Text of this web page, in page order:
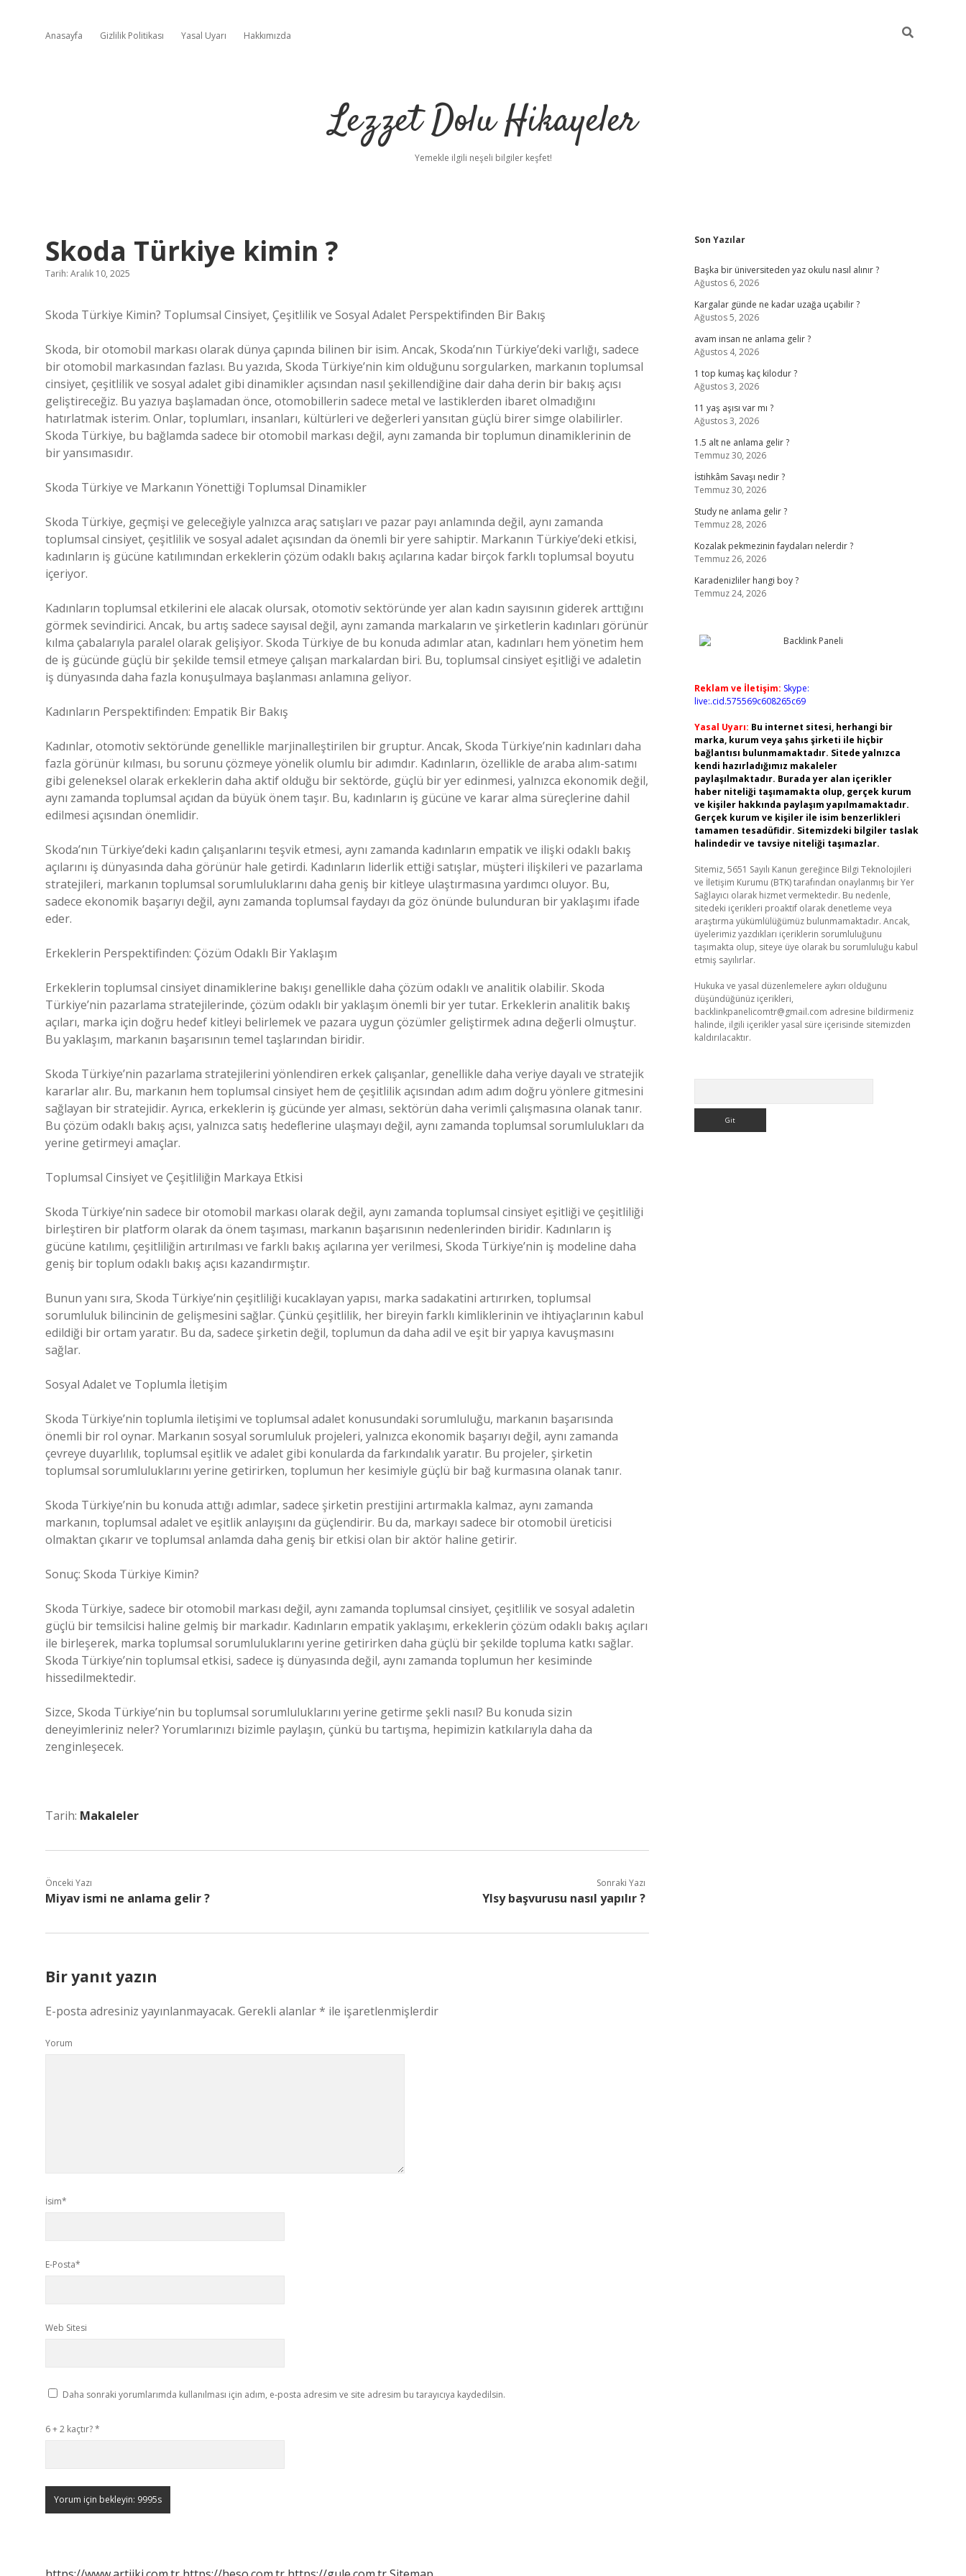
Anasayfa Gizlilik Politikası Yasal Uyarı Hakkımızda
Lezzet Dolu Hikayeler
Yemekle ilgili neşeli bilgiler keşfet!
Skoda Türkiye kimin ?
Tarih: Aralık 10, 2025
Skoda Türkiye Kimin? Toplumsal Cinsiyet, Çeşitlilik ve Sosyal Adalet Perspektifinden Bir Bakış
Skoda, bir otomobil markası olarak dünya çapında bilinen bir isim. Ancak, Skoda’nın Türkiye’deki varlığı, sadece
bir otomobil markasından fazlası. Bu yazıda, Skoda Türkiye’nin kim olduğunu sorgularken, markanın toplumsal
cinsiyet, çeşitlilik ve sosyal adalet gibi dinamikler açısından nasıl şekillendiğine dair daha derin bir bakış açısı
geliştireceğiz. Bu yazıya başlamadan önce, otomobillerin sadece metal ve lastiklerden ibaret olmadığını
hatırlatmak isterim. Onlar, toplumları, insanları, kültürleri ve değerleri yansıtan güçlü birer simge olabilirler.
Skoda Türkiye, bu bağlamda sadece bir otomobil markası değil, aynı zamanda bir toplumun dinamiklerinin de
bir yansımasıdır.
Skoda Türkiye ve Markanın Yönettiği Toplumsal Dinamikler
Skoda Türkiye, geçmişi ve geleceğiyle yalnızca araç satışları ve pazar payı anlamında değil, aynı zamanda
toplumsal cinsiyet, çeşitlilik ve sosyal adalet açısından da önemli bir yere sahiptir. Markanın Türkiye’deki etkisi,
kadınların iş gücüne katılımından erkeklerin çözüm odaklı bakış açılarına kadar birçok farklı toplumsal boyutu
içeriyor.
Kadınların toplumsal etkilerini ele alacak olursak, otomotiv sektöründe yer alan kadın sayısının giderek arttığını
görmek sevindirici. Ancak, bu artış sadece sayısal değil, aynı zamanda markaların ve şirketlerin kadınları görünür
kılma çabalarıyla paralel olarak gelişiyor. Skoda Türkiye de bu konuda adımlar atan, kadınları hem yönetim hem
de iş gücünde güçlü bir şekilde temsil etmeye çalışan markalardan biri. Bu, toplumsal cinsiyet eşitliği ve adaletin
iş dünyasında daha fazla konuşulmaya başlanması anlamına geliyor.
Kadınların Perspektifinden: Empatik Bir Bakış
Kadınlar, otomotiv sektöründe genellikle marjinalleştirilen bir gruptur. Ancak, Skoda Türkiye’nin kadınları daha
fazla görünür kılması, bu sorunu çözmeye yönelik olumlu bir adımdır. Kadınların, özellikle de araba alım-satımı
gibi geleneksel olarak erkeklerin daha aktif olduğu bir sektörde, güçlü bir yer edinmesi, yalnızca ekonomik değil,
aynı zamanda toplumsal açıdan da büyük önem taşır. Bu, kadınların iş gücüne ve karar alma süreçlerine dahil
edilmesi açısından önemlidir.
Skoda’nın Türkiye’deki kadın çalışanlarını teşvik etmesi, aynı zamanda kadınların empatik ve ilişki odaklı bakış
açılarını iş dünyasında daha görünür hale getirdi. Kadınların liderlik ettiği satışlar, müşteri ilişkileri ve pazarlama
stratejileri, markanın toplumsal sorumluluklarını daha geniş bir kitleye ulaştırmasına yardımcı oluyor. Bu,
sadece ekonomik başarıyı değil, aynı zamanda toplumsal faydayı da göz önünde bulunduran bir yaklaşımı ifade
eder.
Erkeklerin Perspektifinden: Çözüm Odaklı Bir Yaklaşım
Erkeklerin toplumsal cinsiyet dinamiklerine bakışı genellikle daha çözüm odaklı ve analitik olabilir. Skoda
Türkiye’nin pazarlama stratejilerinde, çözüm odaklı bir yaklaşım önemli bir yer tutar. Erkeklerin analitik bakış
açıları, marka için doğru hedef kitleyi belirlemek ve pazara uygun çözümler geliştirmek adına değerli olmuştur.
Bu yaklaşım, markanın başarısının temel taşlarından biridir.
Skoda Türkiye’nin pazarlama stratejilerini yönlendiren erkek çalışanlar, genellikle daha veriye dayalı ve stratejik
kararlar alır. Bu, markanın hem toplumsal cinsiyet hem de çeşitlilik açısından adım adım doğru yönlere gitmesini
sağlayan bir stratejidir. Ayrıca, erkeklerin iş gücünde yer alması, sektörün daha verimli çalışmasına olanak tanır.
Bu çözüm odaklı bakış açısı, yalnızca satış hedeflerine ulaşmayı değil, aynı zamanda toplumsal sorumlulukları da
yerine getirmeyi amaçlar.
Toplumsal Cinsiyet ve Çeşitliliğin Markaya Etkisi
Skoda Türkiye’nin sadece bir otomobil markası olarak değil, aynı zamanda toplumsal cinsiyet eşitliği ve çeşitliliği
birleştiren bir platform olarak da önem taşıması, markanın başarısının nedenlerinden biridir. Kadınların iş
gücüne katılımı, çeşitliliğin artırılması ve farklı bakış açılarına yer verilmesi, Skoda Türkiye’nin iş modeline daha
geniş bir toplum odaklı bakış açısı kazandırmıştır.
Bunun yanı sıra, Skoda Türkiye’nin çeşitliliği kucaklayan yapısı, marka sadakatini artırırken, toplumsal
sorumluluk bilincinin de gelişmesini sağlar. Çünkü çeşitlilik, her bireyin farklı kimliklerinin ve ihtiyaçlarının kabul
edildiği bir ortam yaratır. Bu da, sadece şirketin değil, toplumun da daha adil ve eşit bir yapıya kavuşmasını
sağlar.
Sosyal Adalet ve Toplumla İletişim
Skoda Türkiye’nin toplumla iletişimi ve toplumsal adalet konusundaki sorumluluğu, markanın başarısında
önemli bir rol oynar. Markanın sosyal sorumluluk projeleri, yalnızca ekonomik başarıyı değil, aynı zamanda
çevreye duyarlılık, toplumsal eşitlik ve adalet gibi konularda da farkındalık yaratır. Bu projeler, şirketin
toplumsal sorumluluklarını yerine getirirken, toplumun her kesimiyle güçlü bir bağ kurmasına olanak tanır.
Skoda Türkiye’nin bu konuda attığı adımlar, sadece şirketin prestijini artırmakla kalmaz, aynı zamanda
markanın, toplumsal adalet ve eşitlik anlayışını da güçlendirir. Bu da, markayı sadece bir otomobil üreticisi
olmaktan çıkarır ve toplumsal anlamda daha geniş bir etkisi olan bir aktör haline getirir.
Sonuç: Skoda Türkiye Kimin?
Skoda Türkiye, sadece bir otomobil markası değil, aynı zamanda toplumsal cinsiyet, çeşitlilik ve sosyal adaletin
güçlü bir temsilcisi haline gelmiş bir markadır. Kadınların empatik yaklaşımı, erkeklerin çözüm odaklı bakış açıları
ile birleşerek, marka toplumsal sorumluluklarını yerine getirirken daha güçlü bir şekilde topluma katkı sağlar.
Skoda Türkiye’nin toplumsal etkisi, sadece iş dünyasında değil, aynı zamanda toplumun her kesiminde
hissedilmektedir.
Sizce, Skoda Türkiye’nin bu toplumsal sorumluluklarını yerine getirme şekli nasıl? Bu konuda sizin
deneyimleriniz neler? Yorumlarınızı bizimle paylaşın, çünkü bu tartışma, hepimizin katkılarıyla daha da
zenginleşecek.
Tarih: Makaleler
Önceki Yazı
Miyav ismi ne anlama gelir ?
Sonraki Yazı
Ylsy başvurusu nasıl yapılır ?
Bir yanıt yazın
E-posta adresiniz yayınlanmayacak. Gerekli alanlar* ile işaretlenmişlerdir
Yorum
İsim*
E-Posta*
Web Sitesi
Daha sonraki yorumlarımda kullanılması için adım, e-posta adresim ve site adresim bu tarayıcıya kaydedilsin.
6 + 2 kaçtır?*
Sidebar
Son Yazılar
Başka bir üniversiteden yaz okulu nasıl alınır ?
Ağustos 6, 2026
Kargalar günde ne kadar uzağa uçabilir ?
Ağustos 5, 2026
avam insan ne anlama gelir ?
Ağustos 4, 2026
1 top kumaş kaç kilodur ?
Ağustos 3, 2026
11 yaş aşısı var mı ?
Ağustos 3, 2026
1.5 alt ne anlama gelir ?
Temmuz 30, 2026
İstihkâm Savaşı nedir ?
Temmuz 30, 2026
Study ne anlama gelir ?
Temmuz 28, 2026
Kozalak pekmezinin faydaları nelerdir ?
Temmuz 26, 2026
Karadenizliler hangi boy ?
Temmuz 24, 2026
Reklam ve İletişim: Skype:
live:.cid.575569c608265c69
Yasal Uyarı: Bu internet sitesi, herhangi bir
marka, kurum veya şahıs şirketi ile hiçbir
bağlantısı bulunmamaktadır. Sitede yalnızca
kendi hazırladığımız makaleler
paylaşılmaktadır. Burada yer alan içerikler
haber niteliği taşımamakta olup, gerçek kurum
ve kişiler hakkında paylaşım yapılmamaktadır.
Gerçek kurum ve kişiler ile isim benzerlikleri
tamamen tesadüfidir. Sitemizdeki bilgiler taslak
halindedir ve tavsiye niteliği taşımazlar.
Sitemiz, 5651 Sayılı Kanun gereğince Bilgi Teknolojileri
ve İletişim Kurumu (BTK) tarafından onaylanmış bir Yer
Sağlayıcı olarak hizmet vermektedir. Bu nedenle,
sitedeki içerikleri proaktif olarak denetleme veya
araştırma yükümlülüğümüz bulunmamaktadır. Ancak,
üyelerimiz yazdıkları içeriklerin sorumluluğunu
taşımakta olup, siteye üye olarak bu sorumluluğu kabul
etmiş sayılırlar.
Hukuka ve yasal düzenlemelere aykırı olduğunu
düşündüğünüz içerikleri,
backlinkpanelicomtr@gmail.com adresine bildirmeniz
halinde, ilgili içerikler yasal süre içerisinde sitemizden
kaldırılacaktır.